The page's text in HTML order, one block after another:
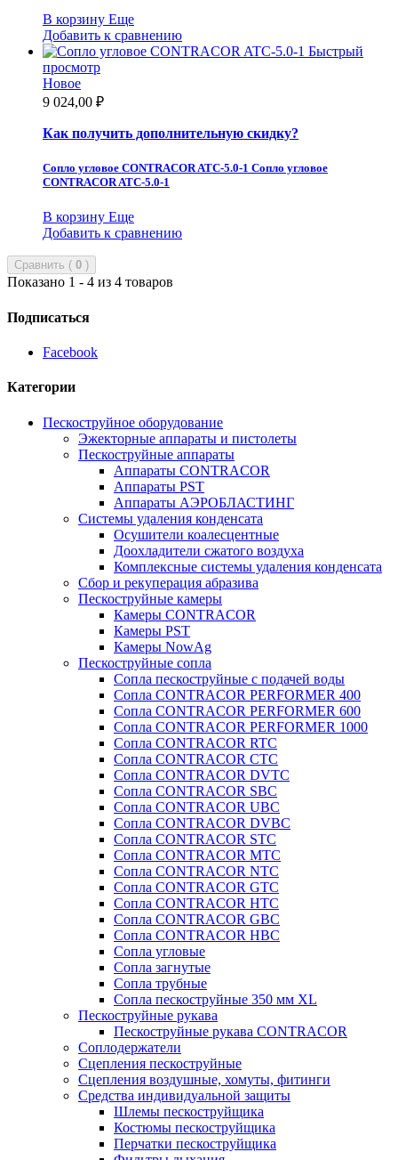
В корзину Еще
Добавить к сравнению
Быстрый
просмотр
Новое
9 024,00 ₽
Как получить дополнительную скидку?
Сопло угловое CONTRACOR ATC-5.0-1 Сопло угловое
CONTRACOR ATC-5.0-1
В корзину Еще
Добавить к сравнению
Сравнить ( 0 )
Показано 1 - 4 из 4 товаров
Подписаться
Facebook
Категории
Пескоструйное оборудование
Эжекторные аппараты и пистолеты
Пескоструйные аппараты
Аппараты CONTRACOR
Аппараты PST
Аппараты АЭРОБЛАСТИНГ
Системы удаления конденсата
Осушители коалесцентные
Доохладители сжатого воздуха
Комплексные системы удаления конденсата
Сбор и рекуперация абразива
Пескоструйные камеры
Камеры CONTRACOR
Камеры PST
Камеры NowAg
Пескоструйные сопла
Сопла пескоструйные с подачей воды
Сопла CONTRACOR PERFORMER 400
Сопла CONTRACOR PERFORMER 600
Сопла CONTRACOR PERFORMER 1000
Сопла CONTRACOR RTC
Сопла CONTRACOR CTC
Сопла CONTRACOR DVTC
Сопла CONTRACOR SBC
Сопла CONTRACOR UBC
Сопла CONTRACOR DVBC
Сопла CONTRACOR STC
Сопла CONTRACOR MTC
Сопла CONTRACOR NTC
Сопла CONTRACOR GTC
Сопла CONTRACOR HTC
Сопла CONTRACOR GBC
Сопла CONTRACOR HBC
Сопла угловые
Сопла загнутые
Сопла трубные
Сопла пескоструйные 350 мм XL
Пескоструйные рукава
Пескоструйные рукава CONTRACOR
Соплодержатели
Сцепления пескоструйные
Сцепления воздушные, хомуты, фитинги
Средства индивидуальной защиты
Шлемы пескоструйщика
Костюмы пескоструйщика
Перчатки пескоструйщика